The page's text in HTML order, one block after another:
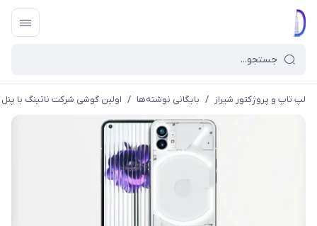
لپ تاپ و پروژکتور شیراز / بایگانی نوشته‌ها / اولین گوشی شرکت ناتینگ با